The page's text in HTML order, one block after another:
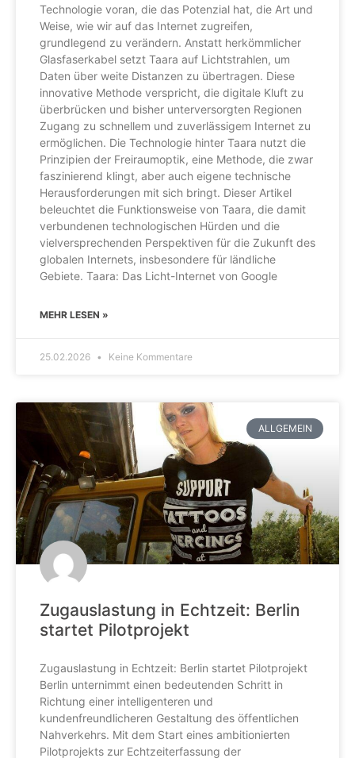
Technologie voran, die das Potenzial hat, die Art und
Weise, wie wir auf das Internet zugreifen,
grundlegend zu verändern. Anstatt herkömmlicher
Glasfaserkabel setzt Taara auf Lichtstrahlen, um
Daten über weite Distanzen zu übertragen. Diese
innovative Methode verspricht, die digitale Kluft zu
überbrücken und bisher unterversorgten Regionen
Zugang zu schnellem und zuverlässigem Internet zu
ermöglichen. Die Technologie hinter Taara nutzt die
Prinzipien der Freiraumoptik, eine Methode, die zwar
faszinierend klingt, aber auch eigene technische
Herausforderungen mit sich bringt. Dieser Artikel
beleuchtet die Funktionsweise von Taara, die damit
verbundenen technologischen Hürden und die
vielversprechenden Perspektiven für die Zukunft des
globalen Internets, insbesondere für ländliche
Gebiete. Taara: Das Licht-Internet von Google
MEHR LESEN »
25.02.2026 Keine Kommentare
ALLGEMEIN
Zugauslastung in Echtzeit: Berlin
startet Pilotprojekt
Zugauslastung in Echtzeit: Berlin startet Pilotprojekt
Berlin unternimmt einen bedeutenden Schritt in
Richtung einer intelligenteren und
kundenfreundlicheren Gestaltung des öffentlichen
Nahverkehrs. Mit dem Start eines ambitionierten
Pilotprojekts zur Echtzeiterfassung der